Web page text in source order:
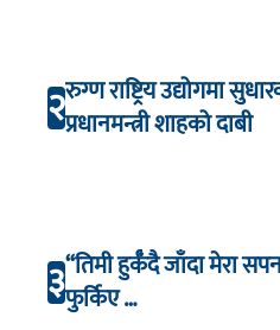
२रुग्ण राष्ट्रिय उद्योगमा
प्रधानमन्त्री शाहको दाबी
३“तिमी हुर्कँदै जाँदा मेरा
फुर्किए …